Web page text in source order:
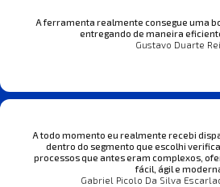
A ferramenta realmente consegue uma
entregando de maneira
Gustavo Duarte
A todo momento eu realmente recebi
dentro do segmento que escolhi
processos que antes eram complexos,
fácil, ágil e
Gabriel Picolo Da Silva